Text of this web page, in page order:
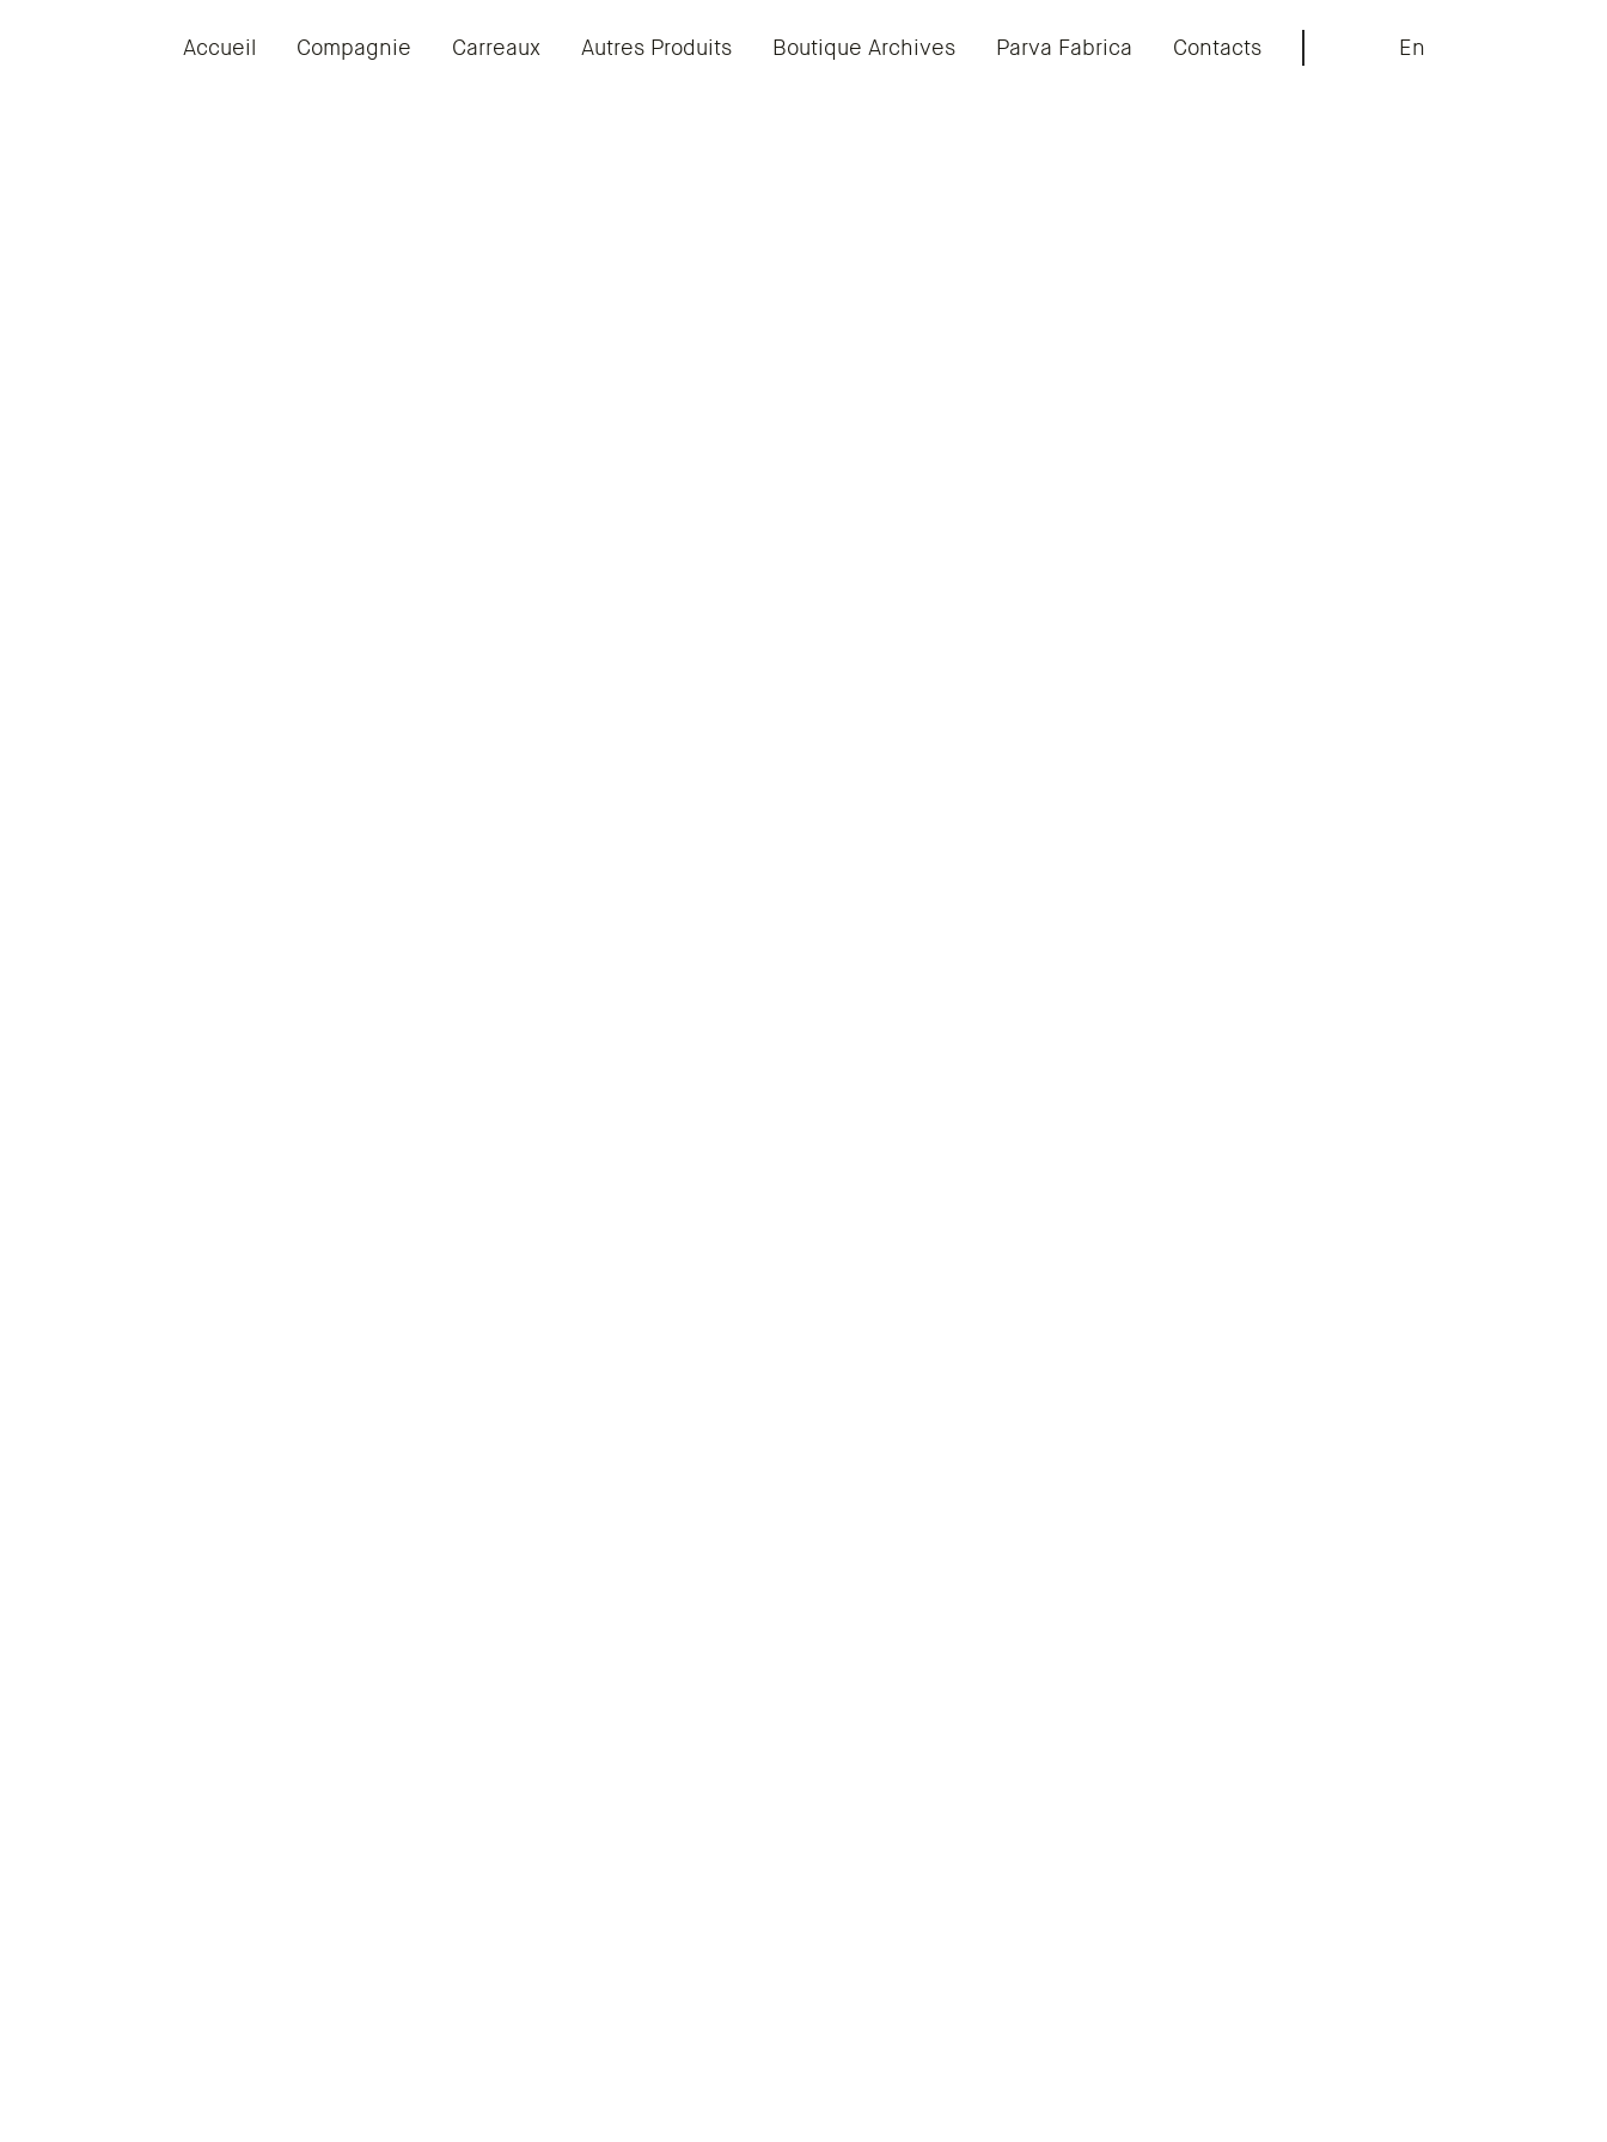
Accueil Compagnie Carreaux Autres Produits Boutique Archives Parva Fabrica Contacts En